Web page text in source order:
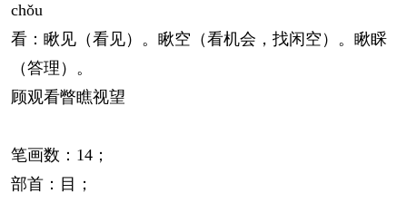
chǒu
看：瞅见（看见）。瞅空（看机会，找闲空）。瞅睬
（答理）。
顾观看瞥瞧视望
笔画数：14；
部首：目；